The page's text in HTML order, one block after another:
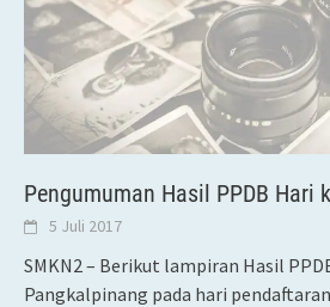
Pengumuman Hasil PPDB Hari
5 Juli 2017
SMKN2 – Berikut lampiran Hasil
Pangkalpinang pada hari